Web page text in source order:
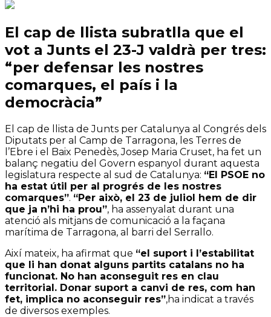
El cap de llista subratlla que el
vot a Junts el 23-J valdrà per tres:
“per defensar les nostres
comarques, el país i la
democràcia”
El cap de llista de Junts per Catalunya al Congrés dels
Diputats per al Camp de Tarragona, les Terres de
l’Ebre i el Baix Penedès, Josep Maria Cruset, ha fet un
balanç negatiu del Govern espanyol durant aquesta
legislatura respecte al sud de Catalunya: “El PSOE no
ha estat útil per al progrés de les nostres
comarques”. “Per això, el 23 de juliol hem de dir
que ja n’hi ha prou”, ha assenyalat durant una
atenció als mitjans de comunicació a la façana
marítima de Tarragona, al barri del Serrallo.
Així mateix, ha afirmat que “el suport i l’estabilitat
que li han donat alguns partits catalans no ha
funcionat. No han aconseguit res en clau
territorial. Donar suport a canvi de res, com han
fet, implica no aconseguir res”,ha indicat a través
de diversos exemples.